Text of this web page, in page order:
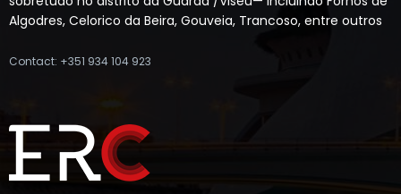
Algodres, Celorico da Beira, Gouveia, Trancoso, entre outros
Contact: +351 934 104 923